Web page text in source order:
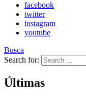
facebook
twitter
instagram
youtube
Busca
Search for:
Últimas